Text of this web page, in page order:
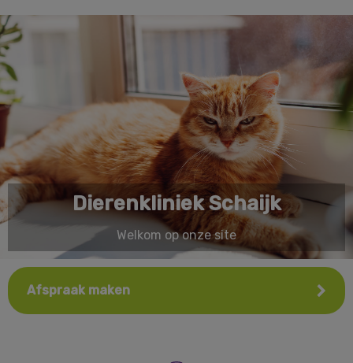
Dierenkliniek Schaijk
Welkom op onze site
Afspraak maken